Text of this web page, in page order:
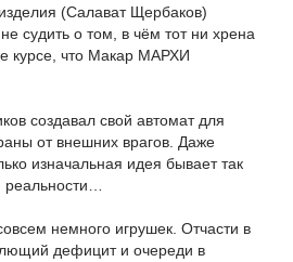
изделия (Салават Щербаков)
судить о том, в чём тот ни хрена
курсе, что Макар МАРХИ
создавал свой автомат для
от внешних врагов. Даже
изначальная идея бывает так
немного игрушек. Отчасти в
дефицит и очереди в